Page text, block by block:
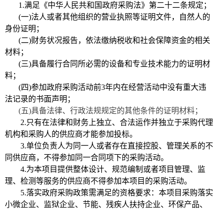
1.满足《中华人民共和国政府采购法》第二十二条规定；
(一)法人或者其他组织的营业执照等证明文件，自然人的
身份证明；
(二)财务状况报告，依法缴纳税收和社会保障资金的相关
材料；
(三)具备履行合同所必需的设备和专业技术能力的证明材
料；
(四)参加政府采购活动前3年内在经营活动中没有重大违
法记录的书面声明；
(五)具备法律、行政法规规定的其他条件的证明材料；
2.只有在法律和财务上独立、合法运作并独立于采购代理
机构和采购人的供应商才能参加投标。
3.单位负责人为同一人或者存在直接控股、管理关系的不
同供应商，不得参加同一合同项下的采购活动。
4.为本项目提供整体设计、规范编制或者项目管理、监
理、检测等服务的供应商不得参加本项目的采购活动。
5.落实政府采购政策需满足的资格要求： 本项目采购落实
小微企业、监狱企业、节能、残疾人扶持企业、环保产品、